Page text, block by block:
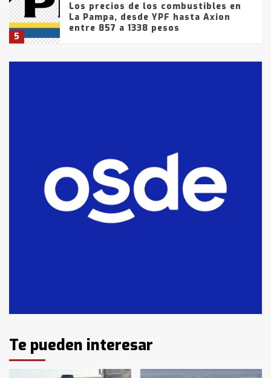
5
Los precios de los combustibles en
La Pampa, desde YPF hasta Axion
entre 857 a 1338 pesos
fueron detenidos por
comercialización de drogas en la
tarde del sábado
T.Lauquen: se vendió el edificio de
lo que fue la planta Industrial del
3
Identidad de los adolescentes
pampeanos que fueron
en la mañana del lunes
Te pueden interesar